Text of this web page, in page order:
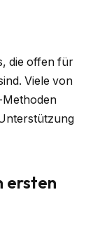
die offen für
Viele von
Methoden
ersten